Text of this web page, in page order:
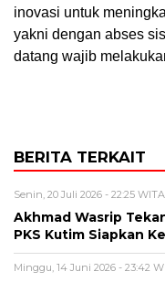
inovasi untuk
yakni dengan abses
datang wajib
BERITA TERKAIT
Senin, 20 Juli 2026 - 22:25 WITA
Akhmad Wasrip
PKS Kutim Siapkan
Minggu, 14 Juni 2026 - 23:42